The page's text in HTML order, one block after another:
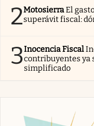
2MotosierraEl
superávit fiscal:
3Inocencia Fiscal
contribuyentes ya
simplificado